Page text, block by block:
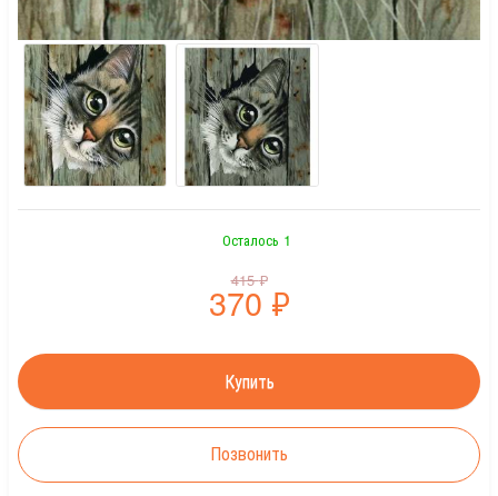
Осталось 1
415₽
370 ₽
Позвонить